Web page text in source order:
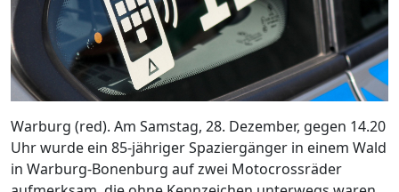
Warburg (red). Am Samstag, 28. Dezember, gegen 14.20
Uhr wurde ein 85-jähriger Spaziergänger in einem Wald
in Warburg-Bonenburg auf zwei Motocrossräder